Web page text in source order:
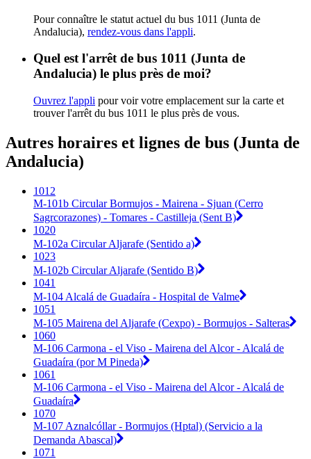
Pour connaître le statut actuel du bus 1011 (Junta de
Andalucia), rendez-vous dans l'appli.
Quel est l'arrêt de bus 1011 (Junta de
Andalucia) le plus près de moi?
Ouvrez l'appli pour voir votre emplacement sur la carte et
trouver l'arrêt du bus 1011 le plus près de vous.
Autres horaires et lignes de bus (Junta de
Andalucia)
1012
M-101b Circular Bormujos - Mairena - Sjuan (Cerro
Sagrcorazones) - Tomares - Castilleja (Sent B)
1020
M-102a Circular Aljarafe (Sentido a)
1023
M-102b Circular Aljarafe (Sentido B)
1041
M-104 Alcalá de Guadaíra - Hospital de Valme
1051
M-105 Mairena del Aljarafe (Cexpo) - Bormujos - Salteras
1060
M-106 Carmona - el Viso - Mairena del Alcor - Alcalá de
Guadaíra (por M Pineda)
1061
M-106 Carmona - el Viso - Mairena del Alcor - Alcalá de
Guadaíra
1070
M-107 Aznalcóllar - Bormujos (Hptal) (Servicio a la
Demanda Abascal)
1071